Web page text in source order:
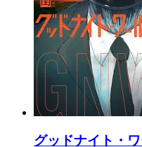
グッドナイト・